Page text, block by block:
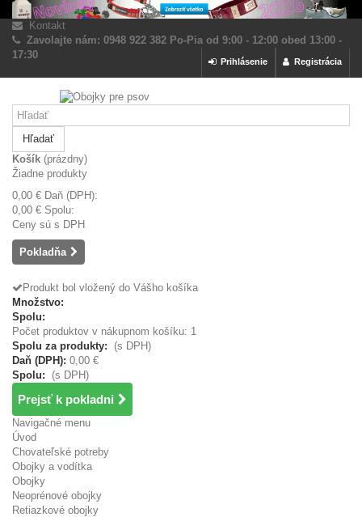
Kontakt
Zavolajte nám: 0948 922 382 Po-Pia od 9:00 - 12:00 obed 13:00 -
17:30
Registrácia
Prihlásenie
Hľadať
Košík (prázdny)
Žiadne produkty
0,00 € Daň (DPH):
0,00 € Spolu:
Ceny sú s DPH
Pokladňa
Produkt bol vložený do Vášho košíka
Množstvo:
Spolu:
Počet produktov v nákupnom košíku: 1
Spolu za produkty:
(s DPH)
Daň (DPH): 0,00 €
Spolu:
(s DPH)
Prejsť k pokladni
Navigačné menu
Úvod
Chovateľské potreby
Obojky a vodítka
Obojky
Neoprénové obojky
Retiazkové obojky